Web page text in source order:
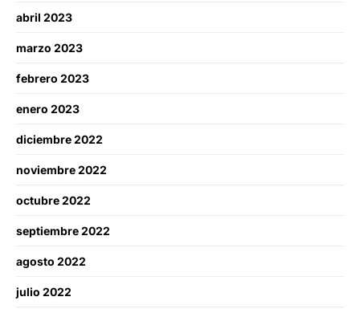
abril 2023
marzo 2023
febrero 2023
enero 2023
diciembre 2022
noviembre 2022
octubre 2022
septiembre 2022
agosto 2022
julio 2022